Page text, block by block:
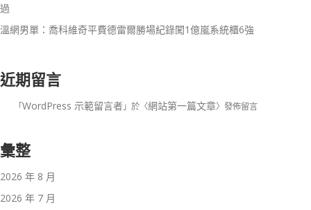
過
溫網男單：喬科維奇平費德雷爾勝場紀錄闖1億嵐系統櫃6強
近期留言
「WordPress 示範留言者」於〈網站第一篇文章〉發佈留言
彙整
2026 年 8 月
2026 年 7 月